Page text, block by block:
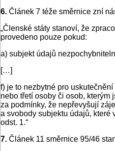
6. Článek 7 téže směrnice zní
„Členské státy stanoví, že
provedeno pouze pokud:
a) subjekt údajů
[…]
f) je to nezbytné pro
nebo třetí osoby či osob, kterým
za podmínky, že nepřevyšují
a svobody subjektu údajů, které
odst. 1.“
7. Článek 11 směrnice 95/46